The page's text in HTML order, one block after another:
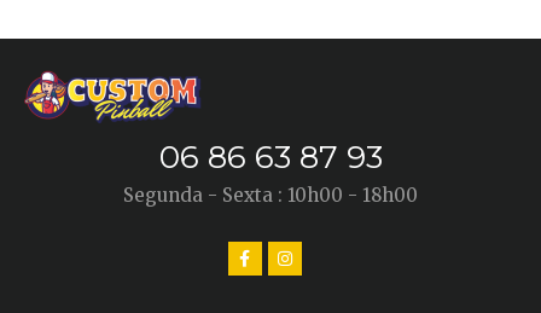
06 86 63 87 93
Segunda - Sexta : 10h00 - 18h00